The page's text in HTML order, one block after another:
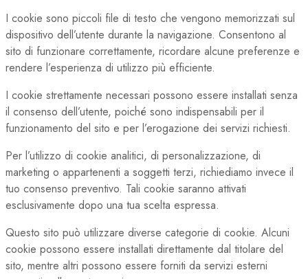
I cookie sono piccoli file di testo che vengono memorizzati sul
dispositivo dell’utente durante la navigazione. Consentono al
sito di funzionare correttamente, ricordare alcune preferenze e
rendere l’esperienza di utilizzo più efficiente.
I cookie strettamente necessari possono essere installati senza
il consenso dell’utente, poiché sono indispensabili per il
funzionamento del sito e per l’erogazione dei servizi richiesti.
Per l’utilizzo di cookie analitici, di personalizzazione, di
marketing o appartenenti a soggetti terzi, richiediamo invece il
tuo consenso preventivo. Tali cookie saranno attivati
esclusivamente dopo una tua scelta espressa.
Questo sito può utilizzare diverse categorie di cookie. Alcuni
cookie possono essere installati direttamente dal titolare del
sito, mentre altri possono essere forniti da servizi esterni